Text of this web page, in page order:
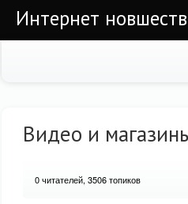
Интернет
Видео и
0читателей, 3506 топиков